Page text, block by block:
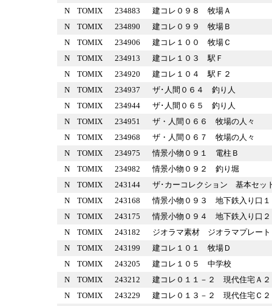
N
TOMIX 234883
建コレ０９８ 牧場Ａ
N
TOMIX 234890
建コレ０９９ 牧場Ｂ
N
TOMIX 234906
建コレ１００ 牧場Ｃ
N
TOMIX 234913
建コレ１０３ 駅Ｆ
N
TOMIX 234920
建コレ１０４ 駅Ｆ２
N
TOMIX 234937
ザ･人間０６４ 釣り人
N
TOMIX 234944
ザ･人間０６５ 釣り人
N
TOMIX 234951
ザ・人間０６６ 牧場の人々
N
TOMIX 234968
ザ・人間０６７ 牧場の人々
N
TOMIX 234975
情景小物０９１ 電柱Ｂ
N
TOMIX 234982
情景小物０９２ 釣り堀
N
TOMIX 243144
ザ･カーコレクション 基本
N
TOMIX 243168
情景小物０９３ 地下鉄入り
N
TOMIX 243175
情景小物０９４ 地下鉄入り
N
TOMIX 243182
ジオラマ素材 ジオラマプレ
N
TOMIX 243199
建コレ１０１ 牧場Ｄ
N
TOMIX 243205
建コレ１０５ 中学校
N
TOMIX 243212
建コレ０１１－２ 現代住宅
N
TOMIX 243229 建コレ０１３－２ 現代住宅